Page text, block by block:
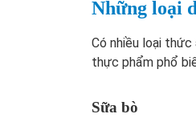
Những loại
Có nhiều loại
thực phẩm phổ
Sữa bò